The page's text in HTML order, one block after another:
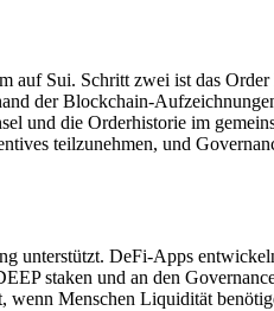
auf Sui. Schritt zwei ist das
der Blockchain-
und die Orderhistorie im
teilzunehmen, und
unterstützt. DeFi-Apps
staken und an den
Menschen Liquidität